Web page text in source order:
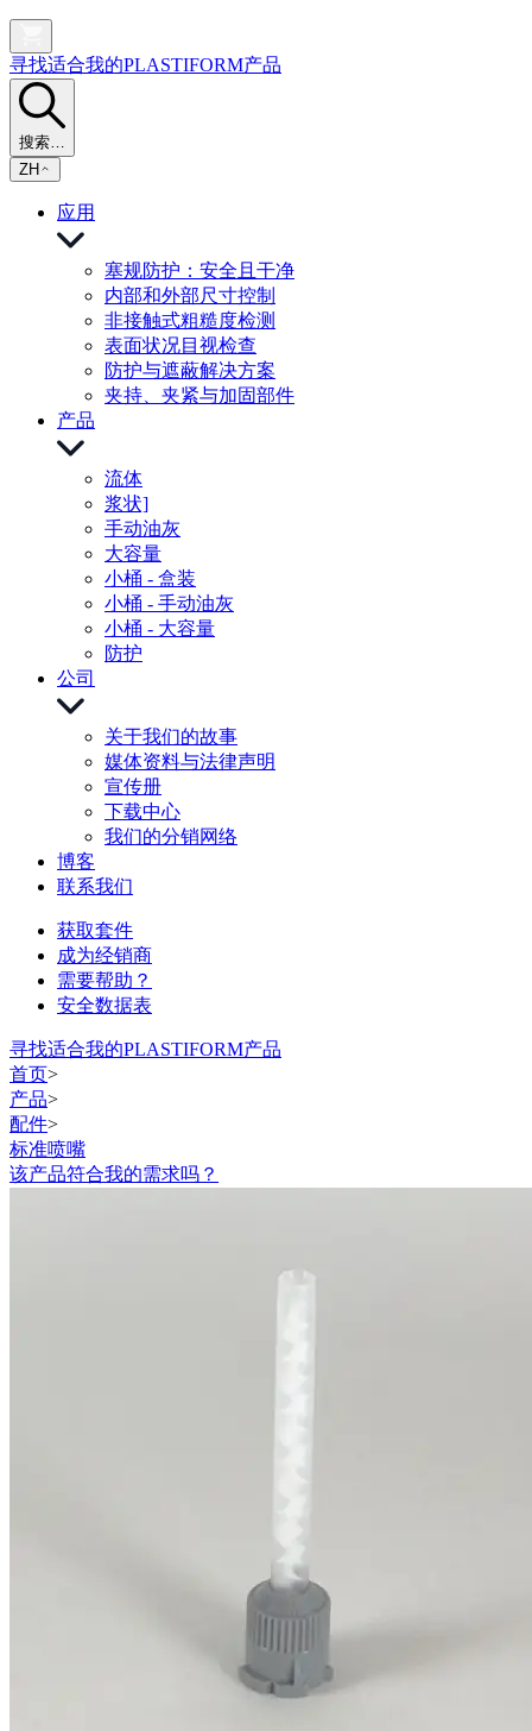
寻找适合我的PLASTIFORM产品
搜索…
ZH
应用
塞规防护：安全且干净
内部和外部尺寸控制
非接触式粗糙度检测
表面状况目视检查
防护与遮蔽解决方案
夹持、夹紧与加固部件
产品
流体
浆状]
手动油灰
大容量
小桶 - 盒装
小桶 - 手动油灰
小桶 - 大容量
防护
公司
关于我们的故事
媒体资料与法律声明
宣传册
下载中心
我们的分销网络
博客
联系我们
获取套件
成为经销商
需要帮助？
安全数据表
寻找适合我的PLASTIFORM产品
首页>
产品>
配件>
标准喷嘴
该产品符合我的需求吗？